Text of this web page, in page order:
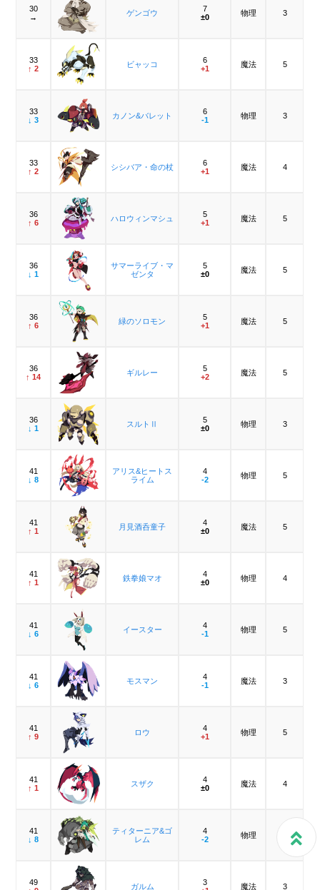
30
→
ゲンゴウ
7
±0
物理 3
33
↑ 2
ビャッコ
6
+1
魔法 5
33
↓ 3
カノン&バレット
6
-1
物理 3
33
↑ 2
シシバア・命の杖
6
+1
魔法 4
36
↑ 6
ハロウィンマシュ
5
+1
魔法 5
36
↓ 1
サマーライブ・マ
ゼンタ
5
±0
魔法 5
36
↑ 6
緑のソロモン
5
+1
魔法 5
36
↑ 14
ギルレー
5
+2
魔法 5
36
↓ 1
スルトⅡ
5
±0
物理 3
41
↓ 8
アリス&ヒートス
ライム
4
-2
物理 5
41
↑ 1
月見酒呑童子
4
±0
魔法 5
41
↑ 1
鉄拳娘マオ
4
±0
物理 4
41
↓ 6
イースター
4
-1
物理 5
41
↓ 6
モスマン
4
-1
魔法 3
41
↑ 9
ロウ
4
+1
物理 5
41
↑ 1
スザク
4
±0
魔法 4
41
↓ 8
ティターニア&ゴ
レム
4
-2
物理
49
ガルム
3
魔法 3